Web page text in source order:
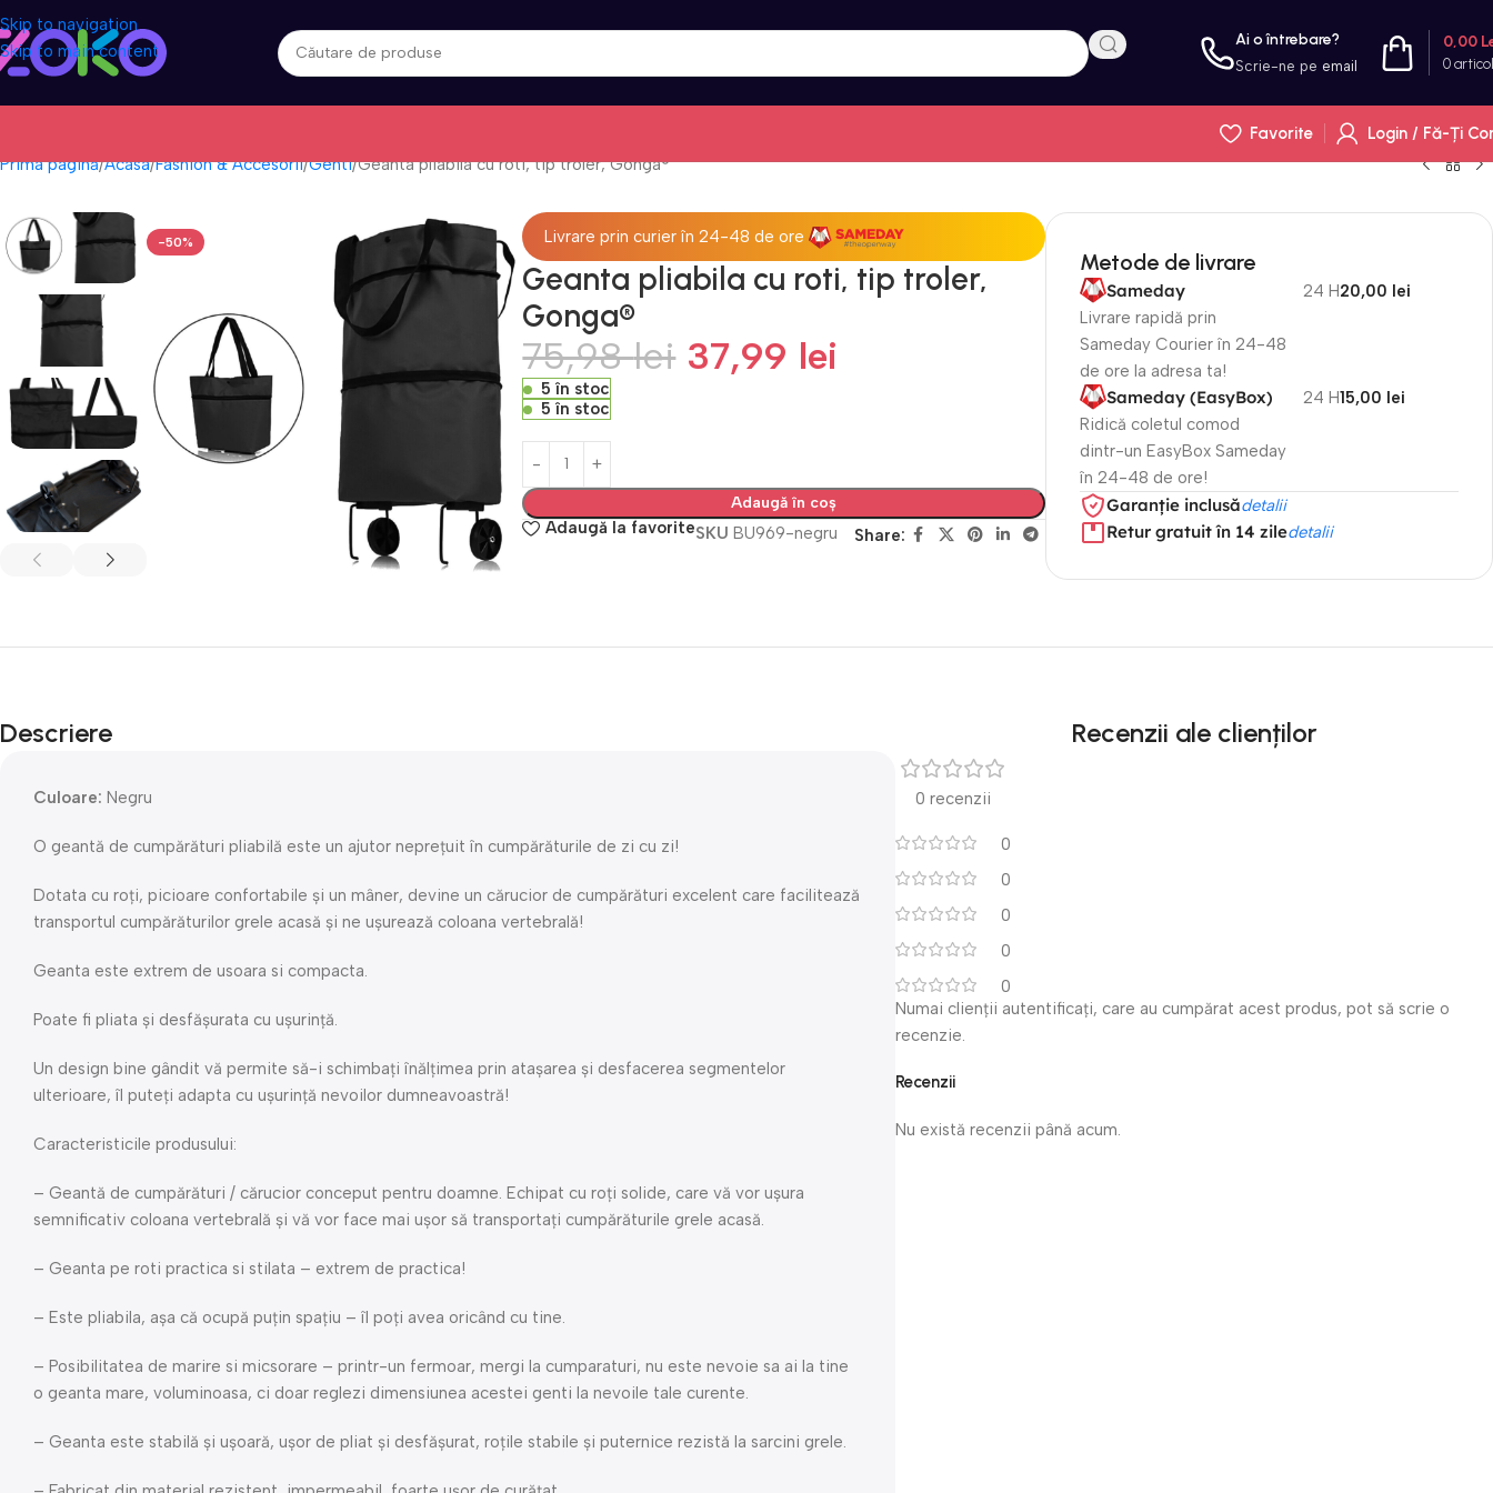
Skip to navigation
Skip to main content
Ai o întrebare?
Scrie-ne pe email 0
0,00
Favorite
Login / Fă-Ți
Prima pagină Acasa Fashion & Accesorii Genti Geanta pliabila cu roti, tip troler, Gonga®
-50% Livrare prin curier în 24-48 de ore
Geanta pliabila cu roti, tip troler,
Gonga®
75,98lei 37,99 lei
5 în stoc
5 în stoc
Adaugă în coș
Adaugă la favoriteSKUBU969-negru Share:
Metode de livrare
Sameday
Livrare rapidă prin
Sameday Courier în 24-48
de ore la adresa ta!
24 H20,00 lei
Sameday (EasyBox)
Ridică coletul comod
dintr-un EasyBox Sameday
în 24-48 de ore!
24 H15,00 lei
Garanție inclusădetalii
Retur gratuit în 14 ziledetalii
Descriere
Culoare: Negru
O geantă de cumpărături pliabilă este un ajutor neprețuit în cumpărăturile de zi cu zi!
Dotata cu roți, picioare confortabile și un mâner, devine un cărucior de cumpărături excelent care facilitează
transportul cumpărăturilor grele acasă și ne ușurează coloana vertebrală!
Geanta este extrem de usoara si compacta.
Poate fi pliata și desfășurata cu ușurință.
Un design bine gândit vă permite să-i schimbați înălțimea prin atașarea și desfacerea segmentelor
ulterioare, îl puteți adapta cu ușurință nevoilor dumneavoastră!
Caracteristicile produsului:
– Geantă de cumpărături / cărucior conceput pentru doamne. Echipat cu roți solide, care vă vor ușura
semnificativ coloana vertebrală și vă vor face mai ușor să transportați cumpărăturile grele acasă.
– Geanta pe roti practica si stilata – extrem de practica!
– Este pliabila, așa că ocupă puțin spațiu – îl poți avea oricând cu tine.
– Posibilitatea de marire si micsorare – printr-un fermoar, mergi la cumparaturi, nu este nevoie sa ai la tine
o geanta mare, voluminoasa, ci doar reglezi dimensiunea acestei genti la nevoile tale curente.
– Geanta este stabilă și ușoară, ușor de pliat și desfășurat, roțile stabile și puternice rezistă la sarcini grele.
Recenzii ale clienților
0 recenzii
0
0
0
0
0
Recenzii
Nu există recenzii până acum.
Numai clienții autentificați, care au cumpărat acest produs, pot să scrie o
recenzie.